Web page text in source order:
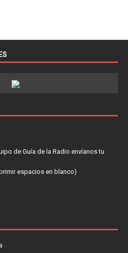
de Guía de la Radio envíanos tu
espacios en blanco)